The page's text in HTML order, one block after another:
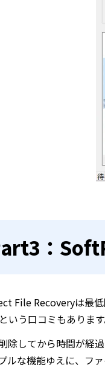
：
File Recoveryは最
いう口コミもあります
除してから時間が経
ルな機能ゆえに、フ